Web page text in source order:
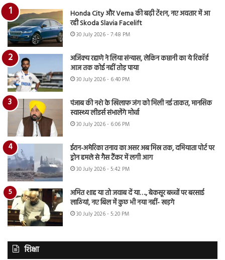
Honda City और Verna की बढ़ी टेंशन, नए अवतार में आ
रही Skoda Slavia Facelift
30 July 2026 - 7:48 PM
अजिंक्य रहाणे ने लिया संन्यास, लेकिन कप्तानी का ये रिकॉर्ड
आज तक कोई नहीं तोड़ पाया
30 July 2026 - 6:40 PM
पंजाब की नशे के खिलाफ जंग को मिली नई ताकत, मानसिक
स्वास्थ्य लीडर्स संभालेंगे मोर्चा
30 July 2026 - 6:06 PM
ईरान-अमेरिका तनाव का असर अब मिस्र तक, दमियाता पोर्ट पर
ड्रोन हमले से गैस टैंकर में लगी आग
30 July 2026 - 5:42 PM
अमित शाह या तो जवाब दें या…., बेकसूर बच्चों पर बरसाई
लाठियां, नए बिल में कुछ भी नया नहीं- खड़गे
30 July 2026 - 5:20 PM
शिक्षा